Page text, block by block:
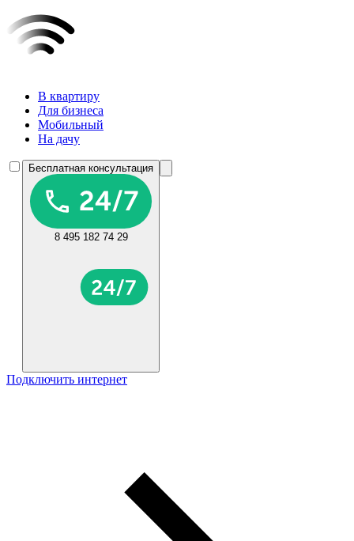
В квартиру
Для бизнеса
Мобильный
На дачу
Бесплатная консультация
8 495 182 74 29
Подключить интернет